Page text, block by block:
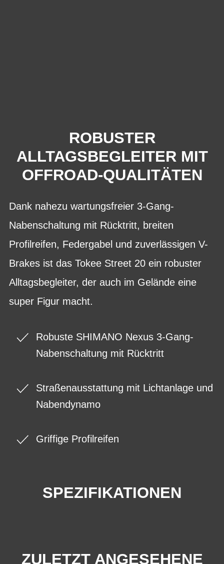
ROBUSTER
ALLTAGSBEGLEITER MIT
OFFROAD-QUALITÄTEN
Dank nahezu wartungsfreier 3-Gang-
Nabenschaltung mit Rücktritt, breiten
Profilreifen, Federgabel und zuverlässigen V-
Brakes ist das Tokee Street 20 ein robuster
Alltagsbegleiter, der auch im Gelände eine
super Figur macht.
Robuste SHIMANO Nexus 3-Gang-
Nabenschaltung mit Rücktritt
Straßenausstattung mit Lichtanlage und
Nabendynamo
Griffige Profilreifen
SPEZIFIKATIONEN
ZULETZT ANGESEHENE